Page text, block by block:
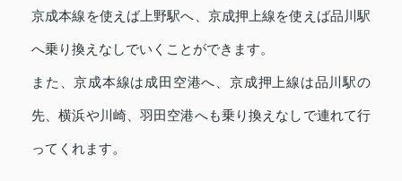
京成本線を使えば上野駅へ、京成押上線を使えば品川駅
へ乗り換えなしでいくことができます。
また、京成本線は成田空港へ、京成押上線は品川駅の
先、横浜や川崎、羽田空港へも乗り換えなしで連れて行
ってくれます。